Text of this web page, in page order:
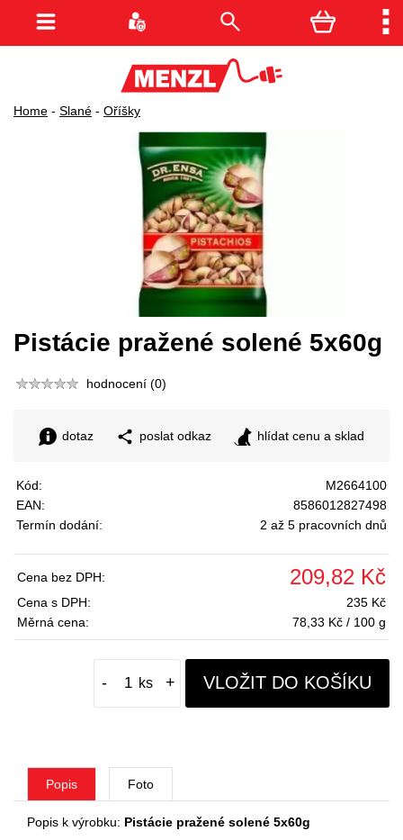
Home - Slané - Oříšky
Pistácie pražené solené 5x60g
hodnocení (0)
dotaz poslat odkaz hlídat cenu a sklad
Kód:
M2664100
EAN:
8586012827498
Termín dodání:
2 až 5 pracovních dnů
Cena bez DPH: 209,82 Kč
Cena s DPH:
235 Kč
Měrná cena:
78,33 Kč / 100 g
- + VLOŽIT DO KOŠÍKU
Popis Foto
Popis k výrobku: Pistácie pražené solené 5x60g